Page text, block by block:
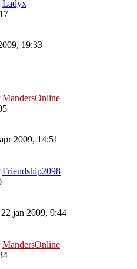
Ladyx
19:33
MandersOnline
2009, 14:51
Friendship2098
jan 2009, 9:44
MandersOnline